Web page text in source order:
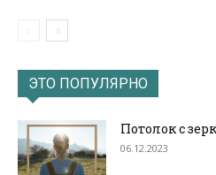
ЭТО ПОПУЛЯРНО
Потолок с
06.12.2023